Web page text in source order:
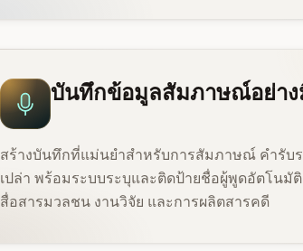
บันทึกข้อมูลสัมภาษณ์อย่า
สร้างบันทึกที่แม่นยำสำหรับการสัมภาษณ์ คำรับ
เปล่า พร้อมระบบระบุและติดป้ายชื่อผู้พูดอัตโนมั
สื่อสารมวลชน งานวิจัย และการผลิตสารคดี